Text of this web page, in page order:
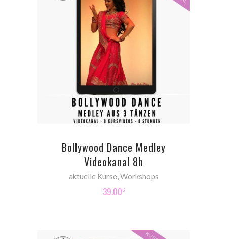
ADD TO CART
Bollywood Dance Medley
Videokanal 8h
aktuelle Kurse,Workshops
39.00€